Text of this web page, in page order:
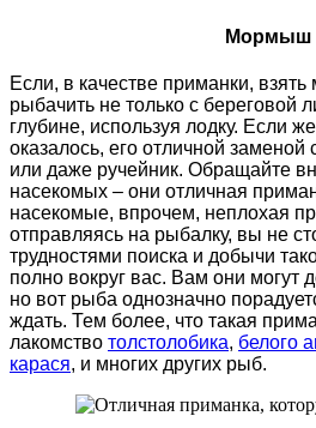
Мормыш
Если, в качестве приманки,
рыбачить не только с береговой
глубине, используя лодку. Если
оказалось, его отличной
или даже ручейник. Обращайте
насекомых – они отличная
насекомые, впрочем, неплохая
отправляясь на рыбалку, вы не
трудностями поиска и добычи
полно вокруг вас. Вам они могут
но вот рыба однозначно
ждать. Тем более, что такая
лакомство толстолобика, белого
карася, и многих других рыб.